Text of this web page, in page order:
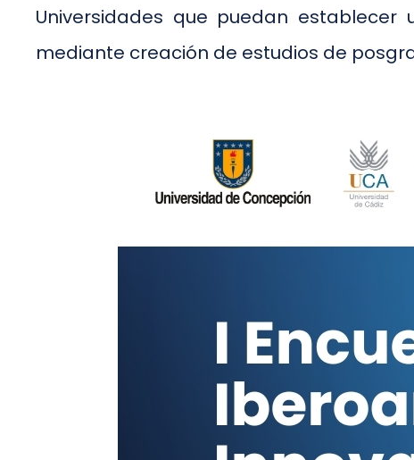
Universidades que puedan
mediante creación de estudios de